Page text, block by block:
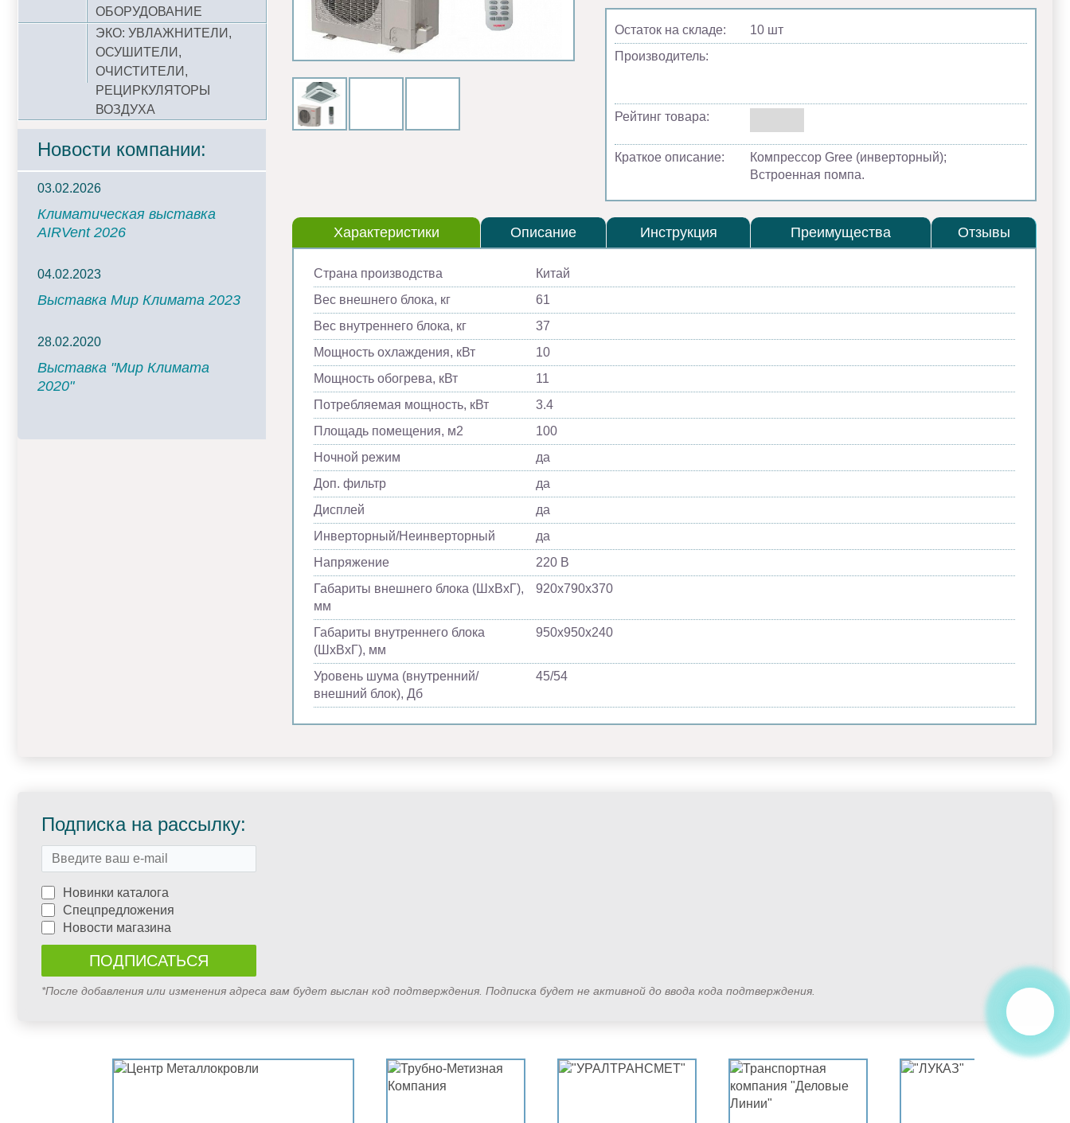
ОБОРУДОВАНИЕ
ЭКО: УВЛАЖНИТЕЛИ,
ОСУШИТЕЛИ,
ОЧИСТИТЕЛИ,
РЕЦИРКУЛЯТОРЫ
ВОЗДУХА
Новости компании:
03.02.2026
Климатическая выставка
AIRVent 2026
04.02.2023
Выставка Мир Климата 2023
28.02.2020
Выставка "Мир Климата
2020"
Остаток на складе:
10 шт
Производитель:
Рейтинг товара:
Краткое описание:
Компрессор Gree (инверторный);
Встроенная помпа.
Характеристики Описание Инструкция Преимущества Отзывы
Страна производства
Китай
Вес внешнего блока, кг
61
Вес внутреннего блока, кг
37
Мощность охлаждения, кВт
10
Мощность обогрева, кВт
11
Потребляемая мощность, кВт
3.4
Площадь помещения, м2
100
Ночной режим
да
Доп. фильтр
да
Дисплей
да
Инверторный/Неинверторный
да
Напряжение
220 В
Габариты внешнего блока (ШхВхГ),
мм
920х790х370
Габариты внутреннего блока
(ШхВхГ), мм
950х950х240
Уровень шума (внутренний/
внешний блок), Дб
45/54
Подписка на рассылку:
Новинки каталога
Спецпредложения
Новости магазина
*После добавления или изменения адреса вам будет выслан код подтверждения. Подписка будет не активной до ввода кода подтверждения.